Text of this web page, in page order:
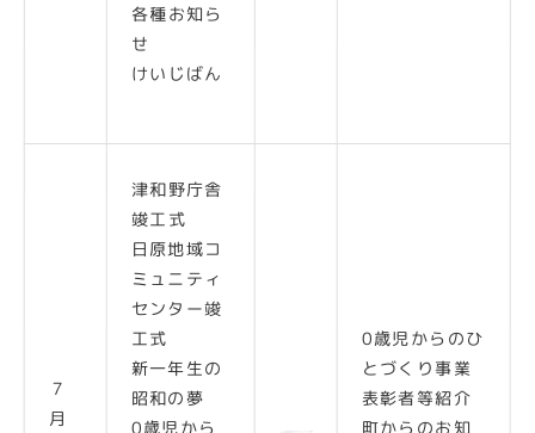
各種お知ら
せ
けいじばん
７
月
津和野庁舎
竣工式
日原地域コ
ミュニティ
センター竣
工式
新一年生の
昭和の夢
0歳児から
0歳児からのひ
とづくり事業
表彰者等紹介
町からのお知